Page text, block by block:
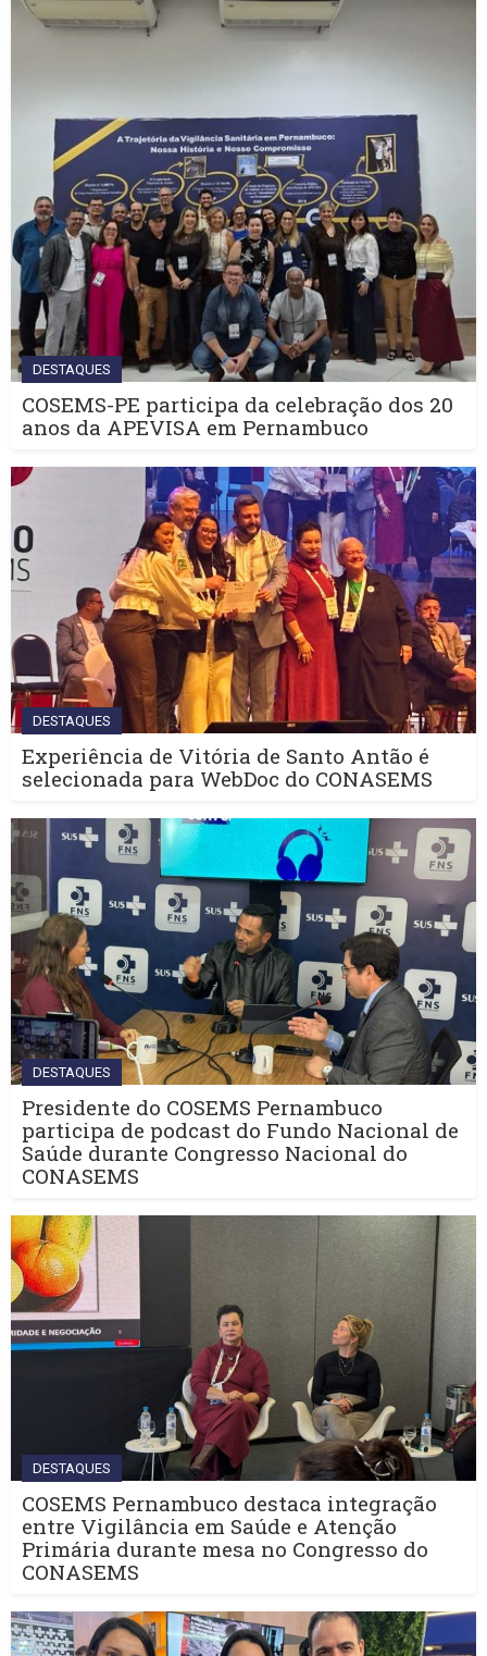
DESTAQUES
COSEMS-PE participa da celebração dos 20
anos da APEVISA em Pernambuco
DESTAQUES
Experiência de Vitória de Santo Antão é
selecionada para WebDoc do CONASEMS
DESTAQUES
Presidente do COSEMS Pernambuco
participa de podcast do Fundo Nacional de
Saúde durante Congresso Nacional do
CONASEMS
DESTAQUES
COSEMS Pernambuco destaca integração
entre Vigilância em Saúde e Atenção
Primária durante mesa no Congresso do
CONASEMS